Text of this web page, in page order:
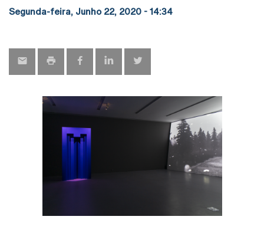
Segunda-feira, Junho 22, 2020 - 14:34